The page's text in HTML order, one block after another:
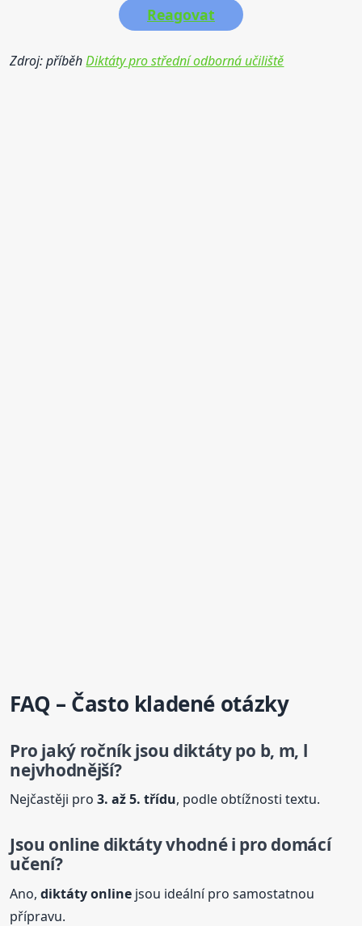
Reagovat
Zdroj: příběhDiktáty pro střední odborná učiliště
FAQ – Často kladené otázky
Pro jaký ročník jsou diktátypo b, m, l
nejvhodnější?
Nejčastěji pro3. až 5. třídu, podle obtížnosti textu.
Jsou online diktátyvhodné i pro domácí
učení?
Ano,diktátyonline jsou ideální pro samostatnou
přípravu.